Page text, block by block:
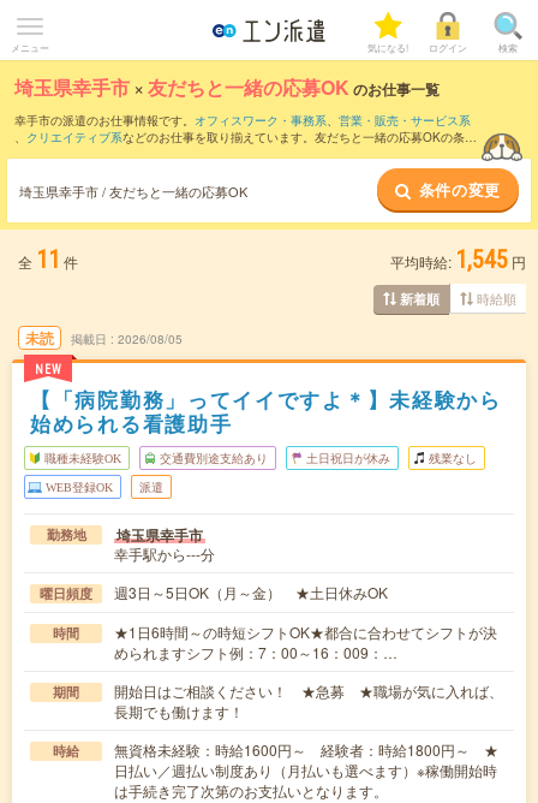
メニュー 気になる! ログイン 検索
埼玉県幸手市 ×友だちと一緒の応募OK のお仕事一覧
幸手市の派遣のお仕事情報です。 オフィスワーク・事務系、 営業・販売・サービス系
、 クリエイティブ系などのお仕事を取り揃えています。友だちと一緒の応募OKの条件
埼玉県幸手市 / 友だちと一緒の応募OK 条件の変更
全 11 件 平均時給: 1,545 円
新着順 時給順
未読
NEW
掲載日 2026/08/05
【「病院勤務」ってイイですよ＊】未経験から
始められる看護助手
職種未経験OK 交通費別途支給あり 土日祝日が休み 残業なし
WEB登録OK 派遣
勤務地 埼玉県幸手市
幸手駅から---分
曜日頻度 週3日～5日OK（月～金） ★土日休みOK
時間
★1日6時間～の時短シフトOK★都合に合わせてシフトが決
められますシフト例：7：00～16：009：…
期間
開始日はご相談ください！ ★急募 ★職場が気に入れば、
長期でも働けます！
時給
無資格未経験：時給1600円～ 経験者：時給1800円～ ★
日払い／週払い制度あり（月払いも選べます）※稼働開始時
は手続き完了次第のお支払いとなります。